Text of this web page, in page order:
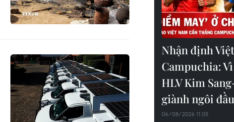
Nhận định
Campuchia:
HLV Kim
giành ngôi
06/08/2026 11:05